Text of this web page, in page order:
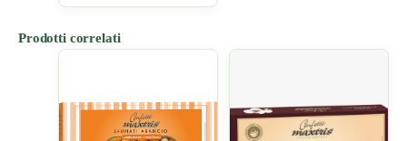
Prodotti correlati